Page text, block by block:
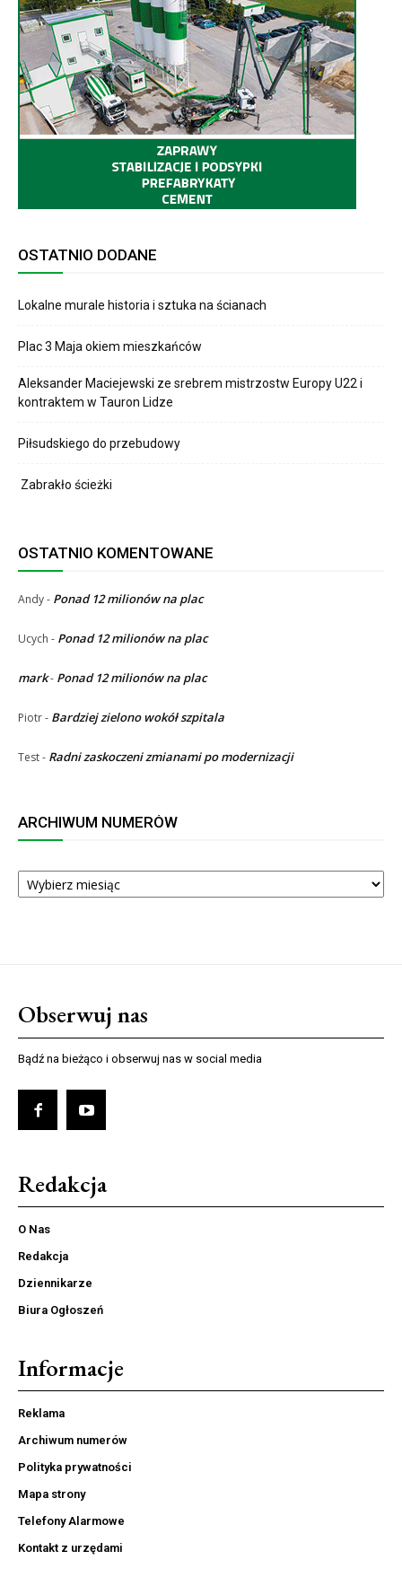
OSTATNIO DODANE
Lokalne murale historia i sztuka na ścianach
Plac 3 Maja okiem mieszkańców
Aleksander Maciejewski ze srebrem mistrzostw Europy U22 i
kontraktem w Tauron Lidze
Piłsudskiego do przebudowy
Zabrakło ścieżki
OSTATNIO KOMENTOWANE
Andy- Ponad 12 milionów na plac
Ucych - Ponad 12 milionów na plac
mark- Ponad 12 milionów na plac
Piotr- Bardziej zielono wokół szpitala
Test- Radni zaskoczeni zmianami po modernizacji
ARCHIWUM NUMERÓW
ARCHIWUM
NUMERÓW
Obserwuj nas
Bądź na bieżąco i obserwuj nas w social media
Redakcja
O Nas
Redakcja
Dziennikarze
Biura Ogłoszeń
Informacje
Reklama
Archiwum numerów
Polityka prywatności
Mapa strony
Telefony Alarmowe
Kontakt z urzędami